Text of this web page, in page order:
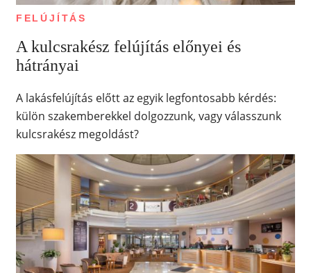
FELÚJÍTÁS
A kulcsrakész felújítás előnyei és
hátrányai
A lakásfelújítás előtt az egyik legfontosabb kérdés:
külön szakemberekkel dolgozzunk, vagy válasszunk
kulcsrakész megoldást?